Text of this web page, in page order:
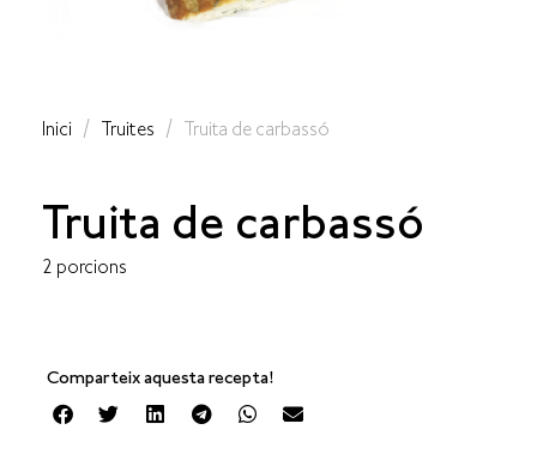
Inici / Truites / Truita de carbassó
Truita de carbassó
2 porcions
Comparteix aquesta recepta!